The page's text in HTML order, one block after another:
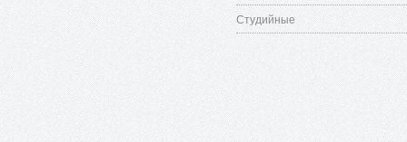
Студийные